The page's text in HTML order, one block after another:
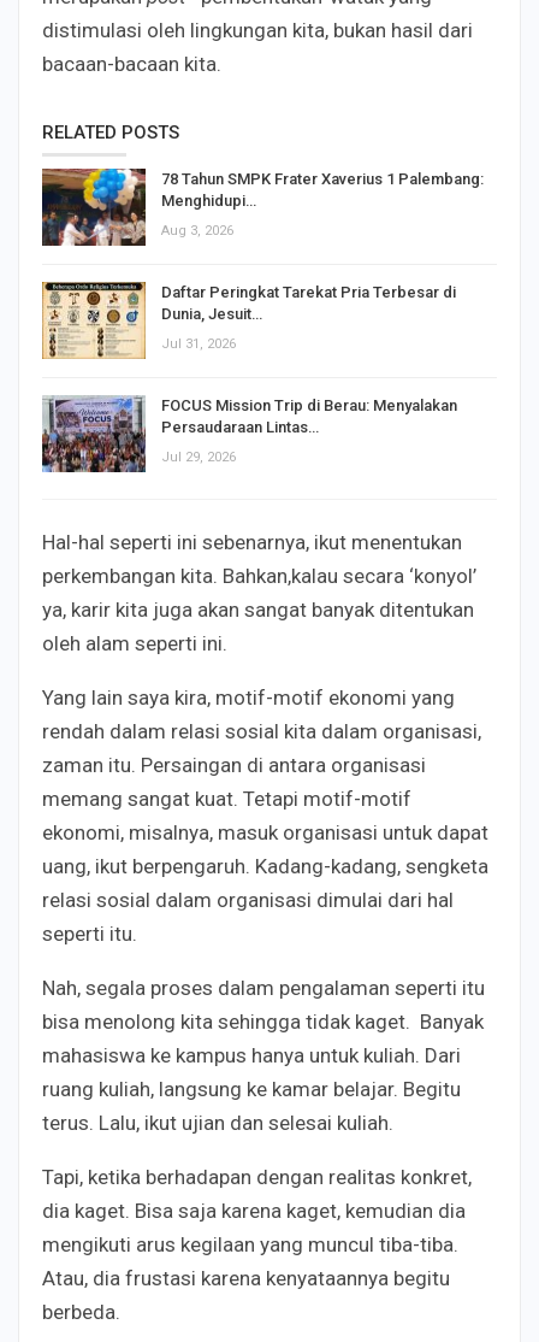
distimulasi oleh lingkungan kita, bukan hasil dari
bacaan-bacaan kita.
RELATED POSTS
78 Tahun SMPK Frater Xaverius 1 Palembang:
Menghidupi…
Aug 3, 2026
Daftar Peringkat Tarekat Pria Terbesar di
Dunia, Jesuit…
Jul 31, 2026
FOCUS Mission Trip di Berau: Menyalakan
Persaudaraan Lintas…
Jul 29, 2026
Hal-hal seperti ini sebenarnya, ikut menentukan
perkembangan kita. Bahkan,kalau secara ‘konyol’
ya, karir kita juga akan sangat banyak ditentukan
oleh alam seperti ini.
Yang lain saya kira, motif-motif ekonomi yang
rendah dalam relasi sosial kita dalam organisasi,
zaman itu. Persaingan di antara organisasi
memang sangat kuat. Tetapi motif-motif
ekonomi, misalnya, masuk organisasi untuk dapat
uang, ikut berpengaruh. Kadang-kadang, sengketa
relasi sosial dalam organisasi dimulai dari hal
seperti itu.
Nah, segala proses dalam pengalaman seperti itu
bisa menolong kita sehingga tidak kaget. Banyak
mahasiswa ke kampus hanya untuk kuliah. Dari
ruang kuliah, langsung ke kamar belajar. Begitu
terus. Lalu, ikut ujian dan selesai kuliah.
Tapi, ketika berhadapan dengan realitas konkret,
dia kaget. Bisa saja karena kaget, kemudian dia
mengikuti arus kegilaan yang muncul tiba-tiba.
Atau, dia frustasi karena kenyataannya begitu
berbeda.